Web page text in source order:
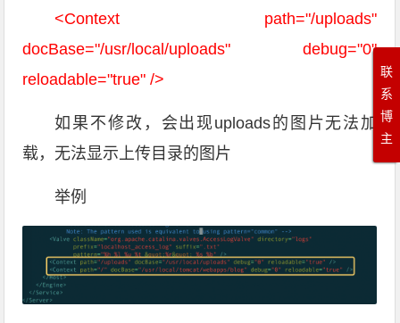
<Context path="/uploads"
docBase="/usr/local/uploads" debug="0"
reloadable="true" />
如果不修改，会出现uploads的图片无法加
载，无法显示上传目录的图片
举例
联
系
博
主